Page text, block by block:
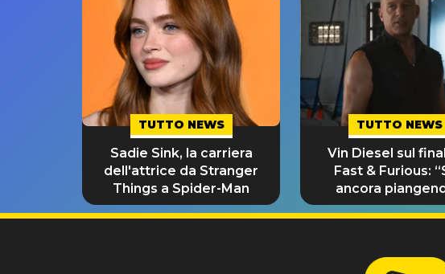
TUTTO NEWS
Sadie Sink, la carriera
dell'attrice da Stranger
Things a Spider-Man
TUTTO NEWS
Vin Diesel sul
Fast & Furious:
ancora